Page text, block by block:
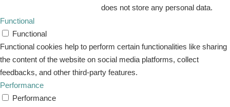
does not store any personal data.
Functional
Functional
Functional cookies help to perform certain functionalities like sharing
the content of the website on social media platforms, collect
feedbacks, and other third-party features.
Performance
Performance